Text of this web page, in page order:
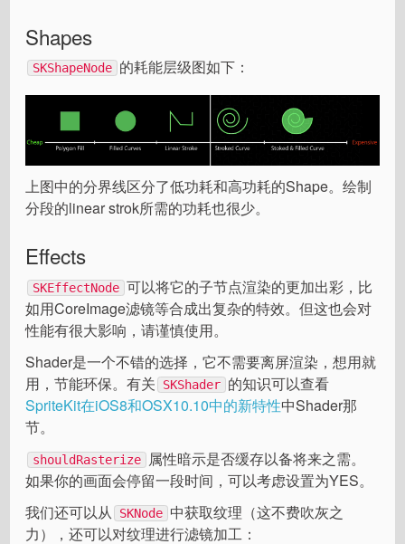
Shapes
SKShapeNode 的耗能层级图如下：
上图中的分界线区分了低功耗和高功耗的Shape。绘制
分段的linear strok所需的功耗也很少。
Effects
SKEffectNode 可以将它的子节点渲染的更加出彩，比
如用CoreImage滤镜等合成出复杂的特效。但这也会对
性能有很大影响，请谨慎使用。
Shader是一个不错的选择，它不需要离屏渲染，想用就
用，节能环保。有关
SKShader 的知识可以查看
SpriteKit在iOS8和OSX10.10中的新特性中Shader那
节。
shouldRasterize
属性暗示是否缓存以备将来之需。
如果你的画面会停留一段时间，可以考虑设置为YES。
我们还可以从
SKNode 中获取纹理（这不费吹灰之
力），还可以对纹理进行滤镜加工：